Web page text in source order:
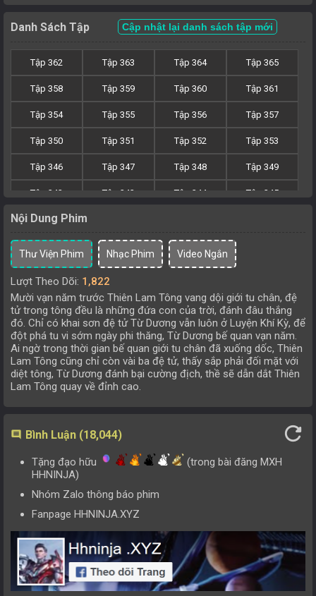
Danh Sách Tập Cập nhật lại danh sách tập mới
Tập 365
Tập 364
Tập 363
Tập 362
Tập 361
Tập 360
Tập 359
Tập 358
Tập 357
Tập 356
Tập 355
Tập 354
Tập 353
Tập 352
Tập 351
Tập 350
Tập 349
Tập 348
Tập 347
Tập 346
Tập 345
Tập 344
Tập 343
Tập 342
Tập 338
Tập 332
Tập 331
Tập 330
Tập 329
Tập 328
Tập 327
Tập 326
Tập 325
Tập 324
Tập 323
Tập 322
Tập 321
Tập 320
Tập 319
Tập 318
Tập 317
Tập 316
Tập 315
Tập 314
Tập 307
Tập 306
Tập 304
Tập 303
Tập 298
Tập 293
Tập 292
Tập 291
Tập 290
Tập 289
Tập 288
Tập 287
Tập 286
Tập 285
Tập 284
Tập 283
Tập 282
Nội Dung Phim
Thư Viện Phim Nhạc Phim Video Ngắn
Lượt Theo Dõi: 1,822
Mười vạn năm trước Thiên Lam Tông vang dội giới tu chân, đệ
tử trong tông đều là những đứa con của trời, đánh đâu thắng
đó. Chỉ có khai sơn đệ tử Từ Dương vẫn luôn ở Luyện Khí Kỳ, để
đột phá tu vi sớm ngày phi thăng, Từ Dương bế quan vạn năm.
Ai ngờ trong thời gian bế quan giới tu chân đã xuống dốc, Thiên
Lam Tông cũng chỉ còn vài ba đệ tử, thấy sắp phải đối mặt với
diệt tông, Từ Dương đánh bại cường địch, thề sẽ dẫn dắt Thiên
Lam Tông quay về đỉnh cao.
comment Bình Luận (18,044) refresh
Tặng đạo hữu
(trong bài đăng MXH
HHNINJA)
Nhóm Zalo thông báo phim
Fanpage HHNINJA.XYZ